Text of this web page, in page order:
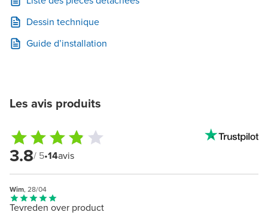
Dessin technique
Guide d’installation
Les avis produits
3.8/ 5•14avis
Wim, 28/04
Tevreden over product